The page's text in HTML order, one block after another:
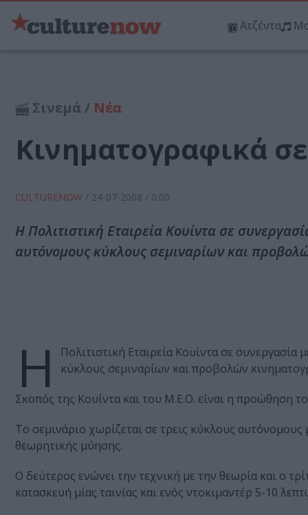
Ατζέντα
Σινεμά / Νέα
Κινηματογραφικά
CULTURENOW / 24-07-2008 / 0:00
Η Πολιτιστική Εταιρεία Κουίντα σε
αυτόνομους κύκλους σεμιναρίων και
Η
Πολιτιστική Εταιρεία Κουίντα σε
κύκλους σεμιναρίων και προβολών
Σκοπός της Κουίντα και του Μ.Ε.Ο. είναι η προώθηση
Το σεμινάριο χωρίζεται σε τρεις κύκλους
θεωρητικής μύησης.
Ο δεύτερος ενώνει την τεχνική με την θεωρία και ο
κατασκευή μίας ταινίας και ενός ντοκιμαντέρ 5-10